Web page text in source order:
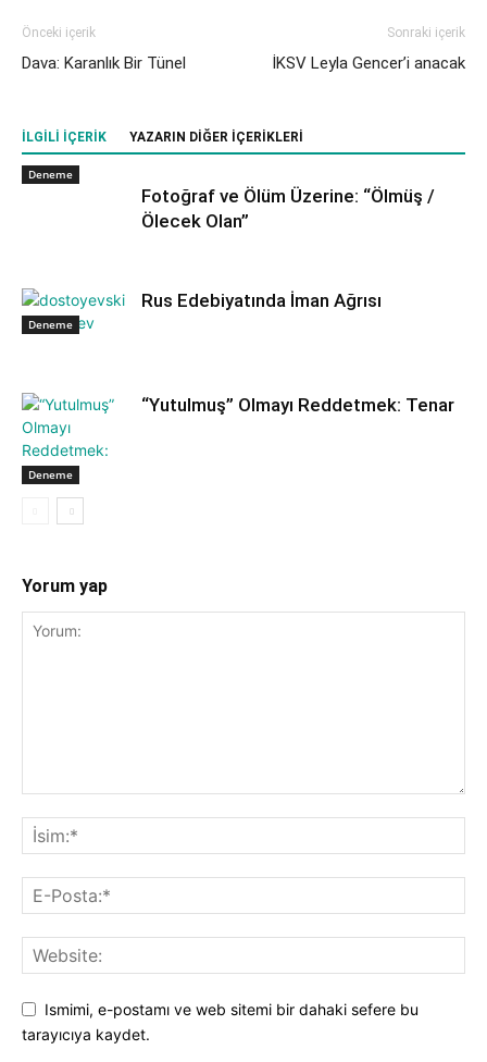
Önceki içerik
Dava: Karanlık Bir Tünel
Sonraki içerik
İKSV Leyla Gencer’i anacak
İLGILI IÇERIK YAZARIN DIĞER IÇERIKLERI
Deneme
Fotoğraf ve Ölüm Üzerine: “Ölmüş /
Ölecek Olan”
Deneme
Rus Edebiyatında İman Ağrısı
Deneme
“Yutulmuş” Olmayı Reddetmek: Tenar
Yorum yap
Ismimi, e-postamı ve web sitemi bir dahaki sefere bu
tarayıcıya kaydet.